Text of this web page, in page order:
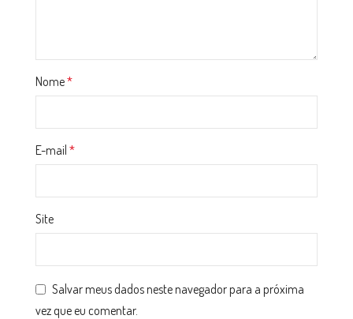
Nome*
E-mail *
Site
Salvar meus dados neste navegador para a próxima
vez que eu comentar.